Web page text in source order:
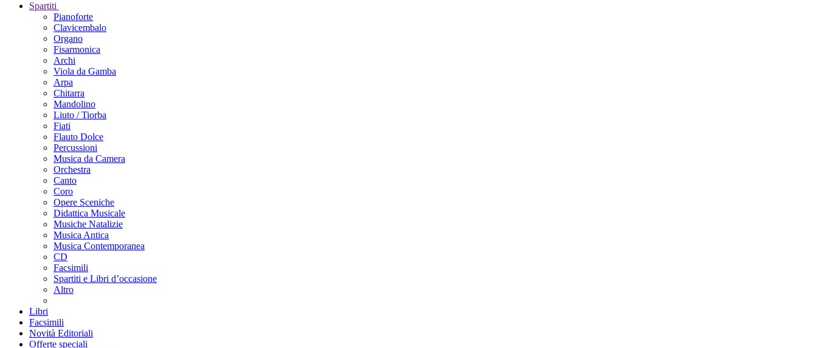
Spartiti
Pianoforte
Clavicembalo
Organo
Fisarmonica
Archi
Viola da Gamba
Arpa
Chitarra
Mandolino
Liuto / Tiorba
Fiati
Flauto Dolce
Percussioni
Musica da Camera
Orchestra
Canto
Coro
Opere Sceniche
Didattica Musicale
Musiche Natalizie
Musica Antica
Musica Contemporanea
CD
Facsimili
Spartiti e Libri d’occasione
Altro
Libri
Facsimili
Novità Editoriali
Offerte speciali